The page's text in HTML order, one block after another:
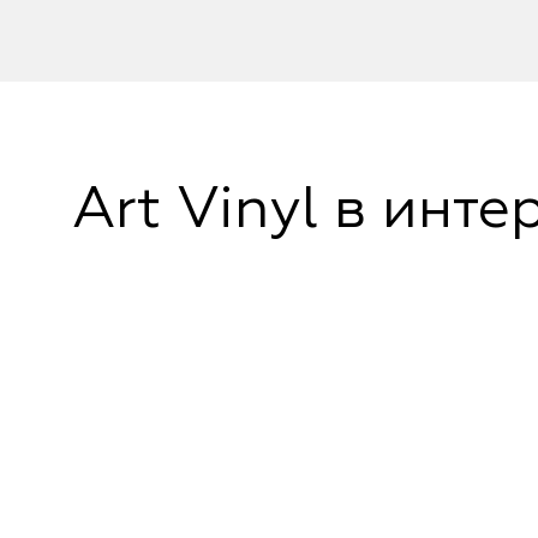
Art Vinyl в